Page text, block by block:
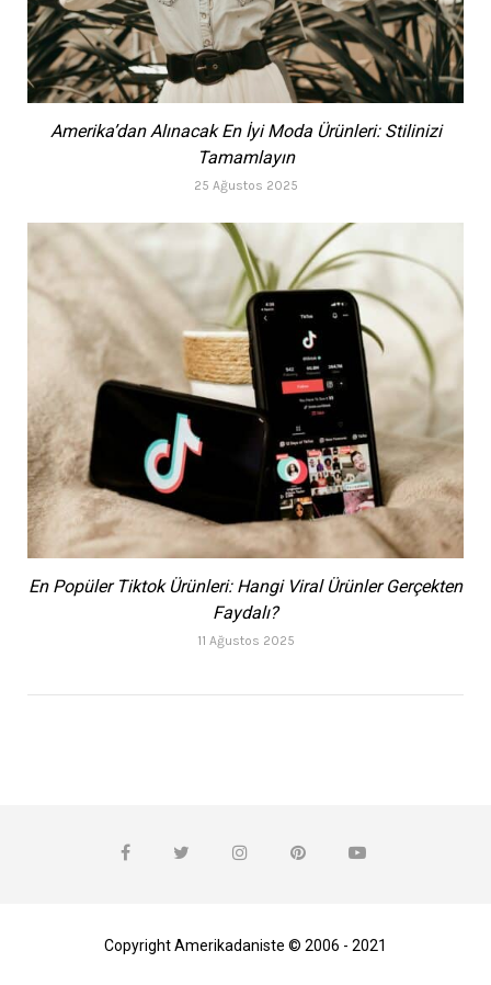
Amerika’dan Alınacak En İyi Moda Ürünleri: Stilinizi
Tamamlayın
25 Ağustos 2025
En Popüler Tiktok Ürünleri: Hangi Viral Ürünler Gerçekten
Faydalı?
11 Ağustos 2025
Copyright Amerikadaniste © 2006 - 2021